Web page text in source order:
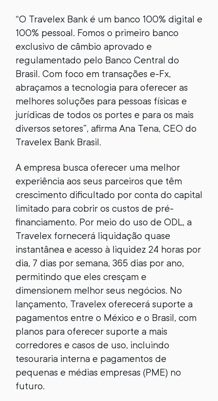
“O Travelex Bank é um banco 100% digital e
100% pessoal. Fomos o primeiro banco
exclusivo de câmbio aprovado e
regulamentado pelo Banco Central do
Brasil. Com foco em transações e-Fx,
abraçamos a tecnologia para oferecer as
melhores soluções para pessoas físicas e
jurídicas de todos os portes e para os mais
diversos setores”, afirma Ana Tena, CEO do
Travelex Bank Brasil.
A empresa busca oferecer uma melhor
experiência aos seus parceiros que têm
crescimento dificultado por conta do capital
limitado para cobrir os custos de pré-
financiamento. Por meio do uso de ODL, a
Travelex fornecerá liquidação quase
instantânea e acesso à liquidez 24 horas por
dia, 7 dias por semana, 365 dias por ano,
permitindo que eles cresçam e
dimensionem melhor seus negócios. No
lançamento, Travelex oferecerá suporte a
pagamentos entre o México e o Brasil, com
planos para oferecer suporte a mais
corredores e casos de uso, incluindo
tesouraria interna e pagamentos de
pequenas e médias empresas (PME) no
futuro.